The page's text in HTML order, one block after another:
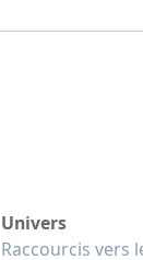
Univers
Raccourcis vers